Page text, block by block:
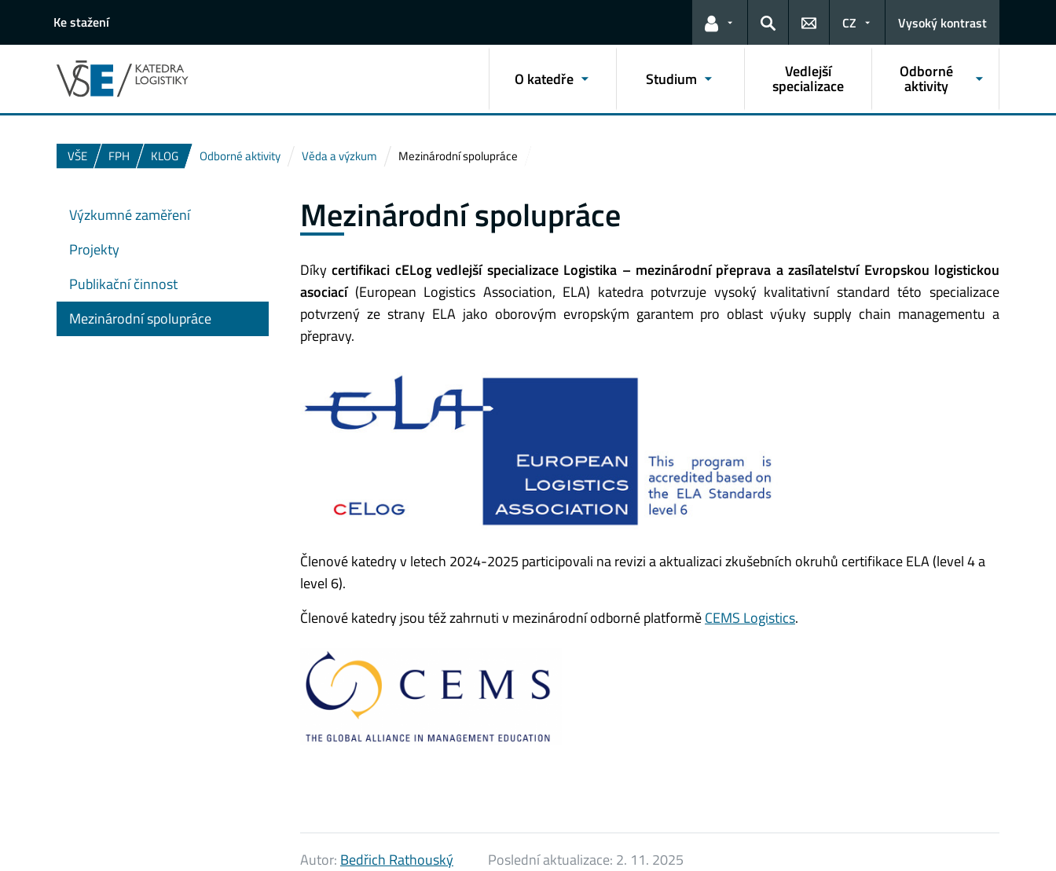
Ke stažení
Odkazy pro uživatele
Hledat
CZ Vysoký kontrast
O katedře Studium Vedlejší
specializace
Odborné
aktivity
VŠE FPH KLOG Odborné aktivity Věda a výzkum Mezinárodní spolupráce
Mezinárodní spolupráce
Díkycertifikaci cELog vedlejší specializace Logistika – mezinárodní přeprava a zasílatelství Evropskou logistickou
asociací(European Logistics Association, ELA) katedra potvrzuje vysoký kvalitativní standard této specializace
potvrzený ze strany ELA jako oborovým evropským garantem pro oblast výuky supply chain managementu a
přepravy.
Členové katedry v letech 2024-2025 participovali na revizi a aktualizaci zkušebních okruhů certifikace ELA (level 4 a
level 6).
Členové katedry jsou též zahrnuti v mezinárodní odborné platforměCEMS Logistics.
Autor: Bedřich Rathouský Poslední aktualizace: 2. 11. 2025
Výzkumné zaměření
Projekty
Publikační činnost
Mezinárodní spolupráce